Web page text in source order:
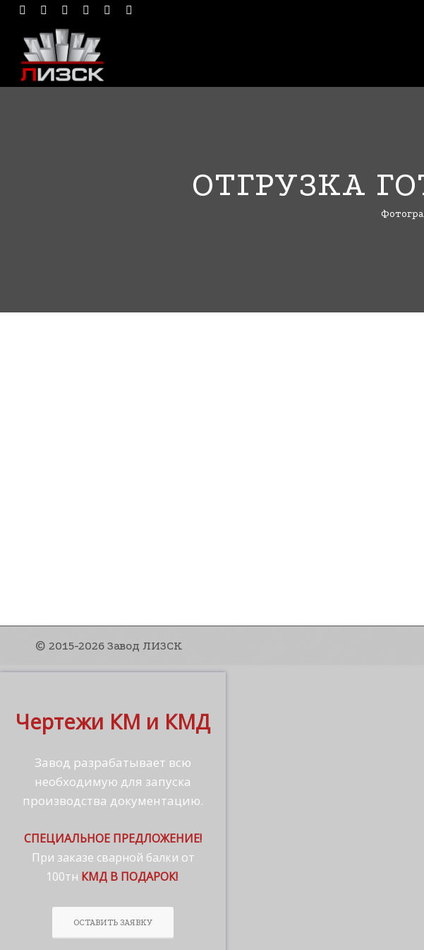
ОТГРУЗКА
© 2015-2026 Завод ЛИЗСК
Чертежи КМ и КМД
Завод разрабатывает всю
необходимую для запуска
производства документацию.
СПЕЦИАЛЬНОЕ ПРЕДЛОЖЕНИЕ!
При заказе сварной балки от
100тн КМД В ПОДАРОК!
ОСТАВИТЬ ЗАЯВКУ